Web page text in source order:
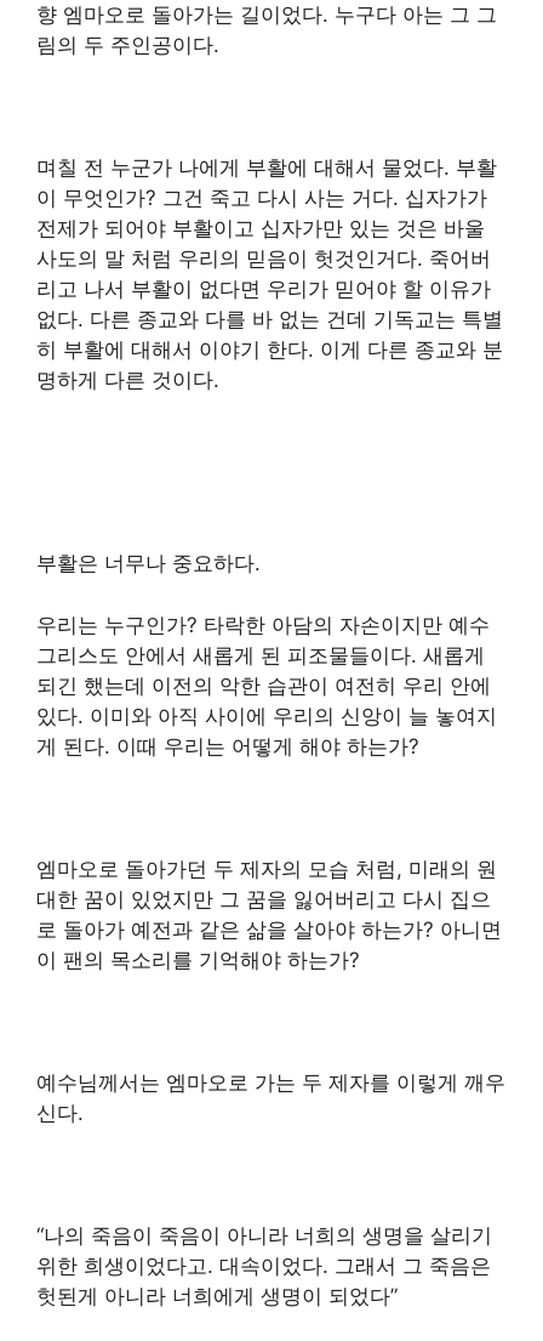
향 엠마오로 돌아가는 길이었다. 누구다 아는 그 그
림의 두 주인공이다.
며칠 전 누군가 나에게 부활에 대해서 물었다. 부활
이 무엇인가? 그건 죽고 다시 사는 거다. 십자가가
전제가 되어야 부활이고 십자가만 있는 것은 바울
사도의 말 처럼 우리의 믿음이 헛것인거다. 죽어버
리고 나서 부활이 없다면 우리가 믿어야 할 이유가
없다. 다른 종교와 다를 바 없는 건데 기독교는 특별
히 부활에 대해서 이야기 한다. 이게 다른 종교와 분
명하게 다른 것이다.
부활은 너무나 중요하다.
우리는 누구인가? 타락한 아담의 자손이지만 예수
그리스도 안에서 새롭게 된 피조물들이다. 새롭게
되긴 했는데 이전의 악한 습관이 여전히 우리 안에
있다. 이미와 아직 사이에 우리의 신앙이 늘 놓여지
게 된다. 이때 우리는 어떻게 해야 하는가?
엠마오로 돌아가던 두 제자의 모습 처럼, 미래의 원
대한 꿈이 있었지만 그 꿈을 잃어버리고 다시 집으
로 돌아가 예전과 같은 삶을 살아야 하는가? 아니면
이 팬의 목소리를 기억해야 하는가?
예수님께서는 엠마오로 가는 두 제자를 이렇게 깨우
신다.
“나의 죽음이 죽음이 아니라 너희의 생명을 살리기
위한 희생이었다고. 대속이었다. 그래서 그 죽음은
헛된게 아니라 너희에게 생명이 되었다”